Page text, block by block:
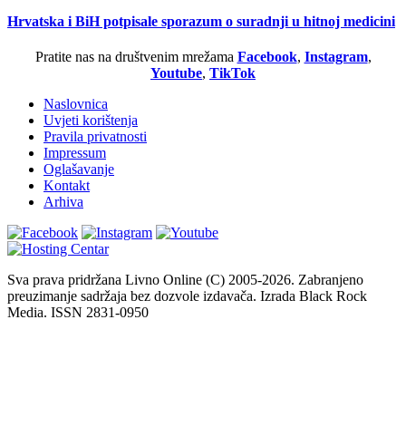
Hrvatska i BiH potpisale sporazum o suradnji u hitnoj medicini
Pratite nas na društvenim mrežama Facebook, Instagram,
Youtube, TikTok
Naslovnica
Uvjeti korištenja
Pravila privatnosti
Impressum
Oglašavanje
Kontakt
Arhiva
Sva prava pridržana Livno Online (C) 2005-2026. Zabranjeno
preuzimanje sadržaja bez dozvole izdavača. Izrada Black Rock
Media. ISSN 2831-0950